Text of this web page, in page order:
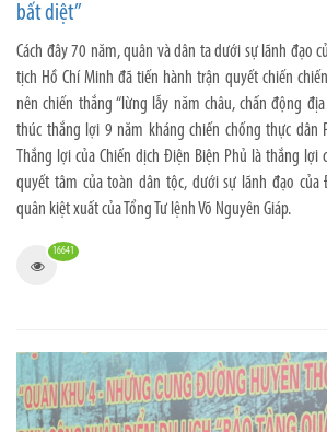
bất diệt”
Cách đây 70 năm, quân và dân ta dưới sự lãnh đạo
tịch Hồ Chí Minh đã tiến hành trận quyết chiến
nên chiến thắng “lừng lẫy năm châu, chấn động
thúc thắng lợi 9 năm kháng chiến chống thực dân
Thắng lợi của Chiến dịch Điện Biện Phủ là thắng lợi
quyết tâm của toàn dân tộc, dưới sự lãnh đạo của
quân kiệt xuất của Tổng Tư lệnh Võ Nguyên Giáp.
16641